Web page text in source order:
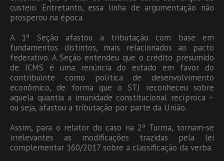
custeio. Entretanto, essa linha de argumentação não
prosperou na época.
A 1ª Seção afastou a tributação com base em
fundamentos distintos, mais relacionados ao pacto
federativo. A Seção entendeu que o crédito presumido
de ICMS é uma renúncia do estado em favor do
contribuinte como política de desenvolvimento
econômico, de forma que o STJ reconheceu sobre
aquela quantia a imunidade constitucional recíproca –
ou seja, afastou a tributação por parte da União.
Assim, para o relator do caso na 2ª Turma, tornam-se
irrelevantes as modificações trazidas pela lei
complementar 160/2017 sobre a classificação da verba.